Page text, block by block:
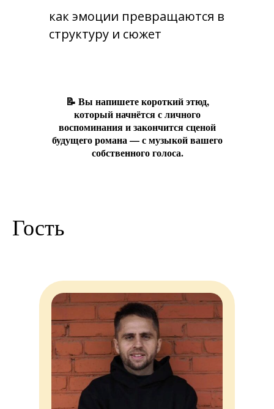
как эмоции превращаются в
структуру и сюжет
📝 Вы напишете короткий этюд,
который начнётся с личного
воспоминания и закончится сценой
будущего романа — с музыкой вашего
собственного голоса.
Гость